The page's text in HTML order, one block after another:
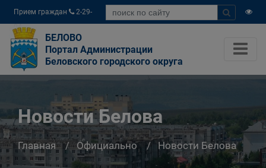
Прием граждан
2-29-
04
БЕЛОВО
Портал Администрации
Беловского городского округа
Новости Белова
Главная Официально Новости Белова